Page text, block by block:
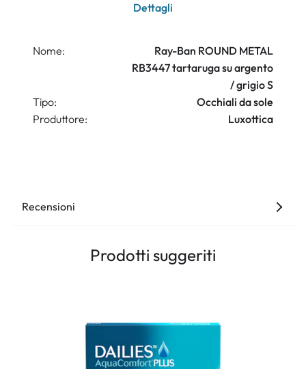
Dettagli
Nome:
Ray-Ban ROUND METAL
RB3447 tartaruga su argento
/ grigio S
Tipo:
Occhiali da sole
Produttore:
Luxottica
Recensioni
Prodotti suggeriti